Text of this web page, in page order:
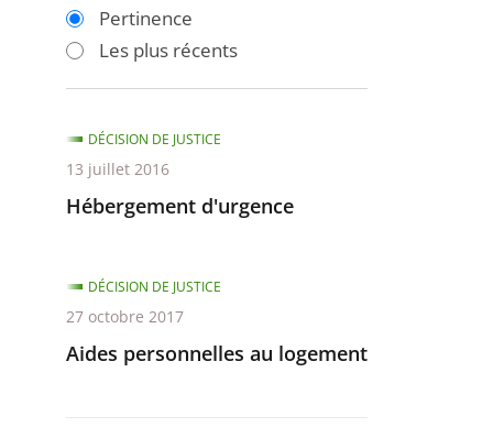
filtres
après
filtres
Pertinence
Les plus récents
Hébergement d'urgence
DÉCISION DE JUSTICE
13 juillet 2016
Aides personnelles au logement
DÉCISION DE JUSTICE
27 octobre 2017